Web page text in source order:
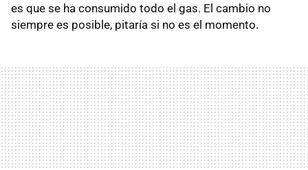
es que se ha consumido todo el gas. El cambio no
siempre es posible, pitaría si no es el momento.